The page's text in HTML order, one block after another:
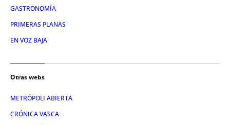
GASTRONOMÍA
PRIMERAS PLANAS
EN VOZ BAJA
Otras webs
METRÓPOLI ABIERTA
CRÓNICA VASCA